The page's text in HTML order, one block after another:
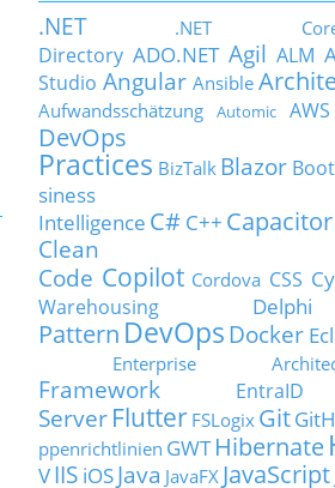
.NET .NET
Directory ADO.NET Agil ALM
Studio Angular Ansible
Aufwandsschätzung Automic AWS
DevOps
Practices BizTalk Blazor
siness
Intelligence C# C++ Capacitor
Clean
Code Copilot Cordova CSS
Warehousing
Delphi
Pattern DevOps Docker
Enterprise
Framework
EntraID
Server Flutter FSLogix Git
ppenrichtlinien GWT Hibernate
VIIS iOSJava JavaFX JavaScript